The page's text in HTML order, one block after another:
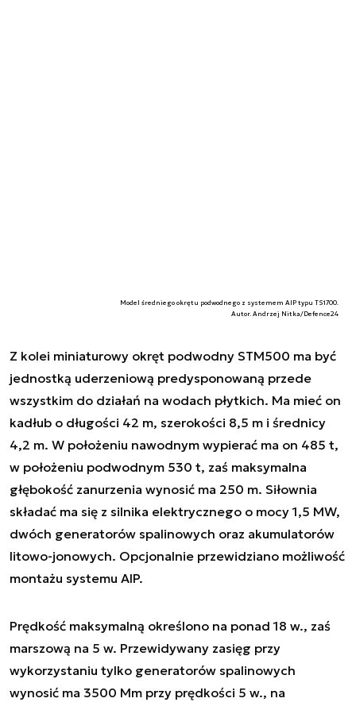
Model średniego okrętu podwodnego z systemem AIP typu TS1700.
Autor. Andrzej Nitka/Defence24
Z kolei miniaturowy okręt podwodny STM500 ma być
jednostką uderzeniową predysponowaną przede
wszystkim do działań na wodach płytkich. Ma mieć on
kadłub o długości 42 m, szerokości 8,5 m i średnicy
4,2 m. W położeniu nawodnym wypierać ma on 485 t,
w położeniu podwodnym 530 t, zaś maksymalna
głębokość zanurzenia wynosić ma 250 m. Siłownia
składać ma się z silnika elektrycznego o mocy 1,5 MW,
dwóch generatorów spalinowych oraz akumulatorów
litowo-jonowych. Opcjonalnie przewidziano możliwość
montażu systemu AIP.
Prędkość maksymalną określono na ponad 18 w., zaś
marszową na 5 w. Przewidywany zasięg przy
wykorzystaniu tylko generatorów spalinowych
wynosić ma 3500 Mm przy prędkości 5 w., na